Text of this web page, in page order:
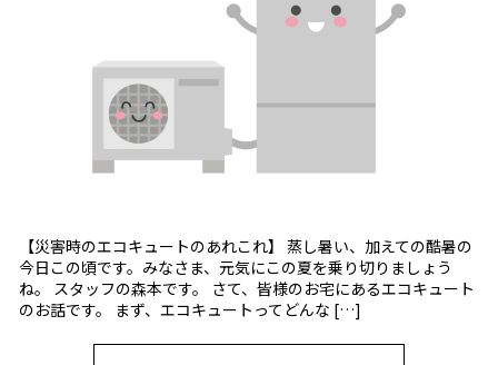
【災害時のエコキュートのあれこれ】 蒸し暑い、加えての酷暑の
今日この頃です。みなさま、元気にこの夏を乗り切りましょう
ね。 スタッフの森本です。 さて、皆様のお宅にあるエコキュート
のお話です。 まず、エコキュートってどんな […]